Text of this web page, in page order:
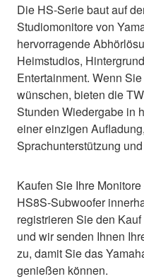
Die HS-Serie baut auf
Studiomonitore von
hervorragende
Heimstudios,
Entertainment. Wenn
wünschen, bieten die
Stunden Wiedergabe in
einer einzigen
Sprachunterstützung
Kaufen Sie Ihre
HS8S-Subwoofer
registrieren Sie den
und wir senden Ihnen
zu, damit Sie das
genießen können.